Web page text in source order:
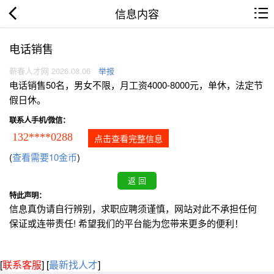
信息内容
电话销售
蕲春人才网 2026.08.06 举报
电话销售50名，男女不限，月工资4000-8000元，单休，法定节
假日休。
联系人手机/微信：
132****0288 点击查看完整信息
(查看需要10金币)
特此声明：
信息真伪请自行辨别，求职应聘须谨慎，网站对此不承担任何
保证或连带责任! 希望我们的平台能为您带来更多的便利！
[联系客服] [最新找人才]